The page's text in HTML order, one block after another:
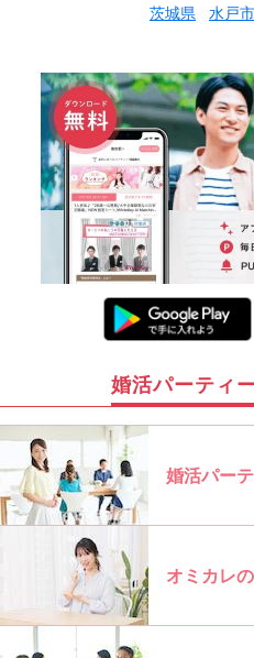
茨城県 水戸市
婚活パーティ
婚活パー
オミカレ